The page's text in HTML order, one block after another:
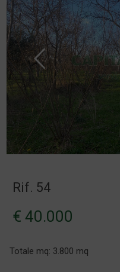
Rif. 54
€ 40.000
Totale mq: 3.800 mq